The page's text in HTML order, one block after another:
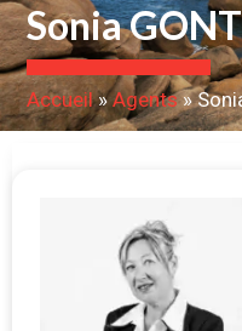
Sonia
Accueil»Agents»